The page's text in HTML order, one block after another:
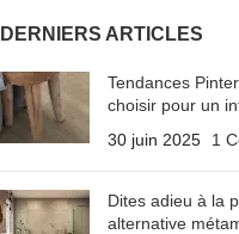
DERNIERS ARTICLES
Tendances
choisir pour un
30 juin 2025
1
Dites adieu à la
alternative